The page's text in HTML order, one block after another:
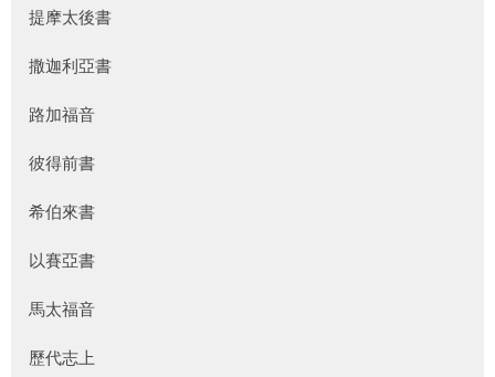
提摩太後書
撒迦利亞書
路加福音
彼得前書
希伯來書
以賽亞書
馬太福音
歷代志上